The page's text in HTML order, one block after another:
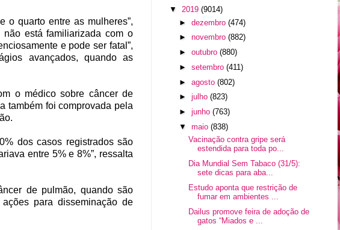
o quarto entre as mulheres”,
não está familiarizada com o
e pode ser fatal”,
avançados, quando as
o médico sobre câncer de
também foi comprovada pela
dos casos registrados são
entre 5% e 8%”, ressalta
de pulmão, quando são
para disseminação de
▼ 2019 (9014)
► dezembro (474)
► novembro (882)
► outubro (880)
► setembro (411)
► agosto (802)
► julho (823)
► junho (763)
▼ maio (838)
Vacinação contra gripe será
estendida para toda po...
Dia Mundial Sem Tabaco (31/5):
sete dicas para aba...
Estudo aponta que restrição de
fumar em ambientes ...
Dailus promove feira de adoção de
gatos “Miados e ...